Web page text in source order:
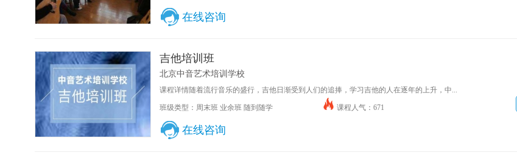
在线咨询
吉他培训班
北京中音艺术培训学校
课程详情随着流行音乐的盛行，吉他日渐受到人们的追捧，学习吉他的人在逐年的上升，中...
班级类型：周末班 业余班 随到随学 课程人气：671
在线咨询